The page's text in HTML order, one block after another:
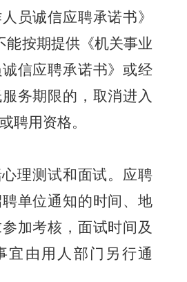
员诚信应聘承诺书》
能按期提供《机关事业
信应聘承诺书》或经
务期限的，取消进入
聘用资格。
心理测试和面试。应聘
单位通知的时间、地
加考核，面试时间及
宜由用人部门另行通